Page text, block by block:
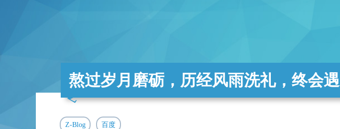
熬过岁月磨砺，历经风雨洗礼，终会
Z-Blog 百度